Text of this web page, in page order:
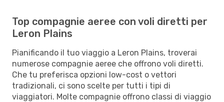
Top compagnie aeree con voli diretti per
Leron Plains
Pianificando il tuo viaggio a Leron Plains, troverai
numerose compagnie aeree che offrono voli diretti.
Che tu preferisca opzioni low-cost o vettori
tradizionali, ci sono scelte per tutti i tipi di
viaggiatori. Molte compagnie offrono classi di viaggio